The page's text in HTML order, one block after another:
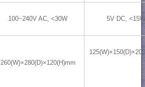
100~240V AC, <30W 5V DC, <15W
260(W)×280(D)×120(H)mm